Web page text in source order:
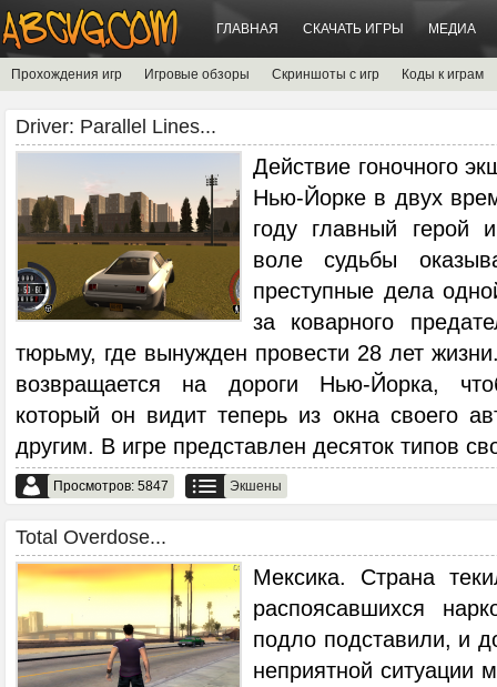
ГЛАВНАЯ СКАЧАТЬ ИГРЫ МЕДИА
Прохождения игр Игровые обзоры Скриншоты с игр Коды к играм
Driver: Parallel Lines...
Действие гоночного
Нью-Йорке в двух
году главный герой
воле судьбы
преступные дела
за коварного
тюрьму, где вынужден провести 28 лет
возвращается на дороги Нью-Йорка,
который он видит теперь из окна своего
другим. В игре представлен десяток типов
Просмотров: 5847 Экшены
Total Overdose...
Мексика. Страна
распоясавшихся
подло подставили, и
неприятной ситуации